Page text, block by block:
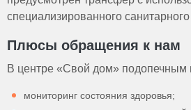
специализированного
Плюсы обращения к нам
В центре «Свой дом» подопечным
мониторинг состояния здоровья;